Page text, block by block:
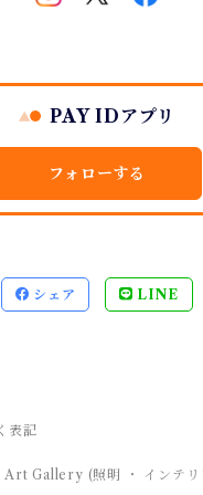
PAY IDアプリ
フォローする
シェア LINE
表記
Gallery (照明 ・ インテリ